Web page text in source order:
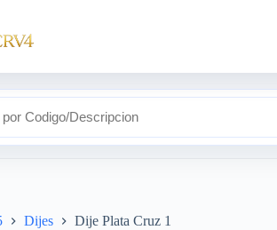
Codigo/Descripcion
Dijes Dije Plata Cruz 1